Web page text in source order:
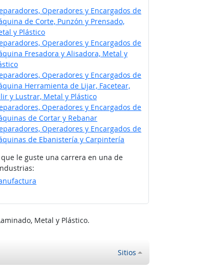
Operadores y Encargados de
de Corte, Punzón y Prensado,
y Plástico
Operadores y Encargados de
Fresadora y Alisadora, Metal y
Operadores y Encargados de
Herramienta de Lijar, Facetear,
y Lustrar, Metal y Plástico
Operadores y Encargados de
de Cortar y Rebanar
Operadores y Encargados de
de Ebanistería y Carpintería
que le guste una carrera en una de
Metal y Plástico.
Sitios